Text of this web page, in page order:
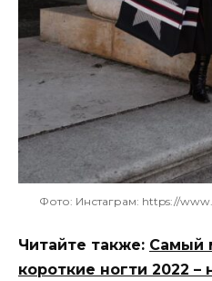
Фото: Инстаграм: https://
Читайте также: Самый
короткие ногти 2022